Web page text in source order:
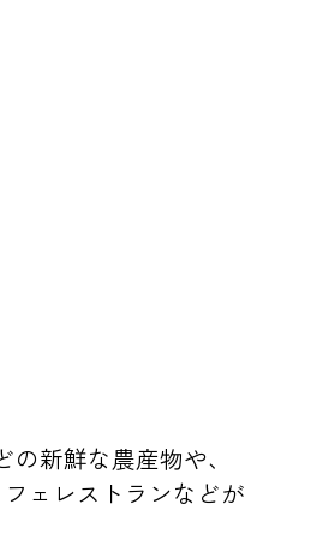
新鮮な農産物や、
ェレストランなどが